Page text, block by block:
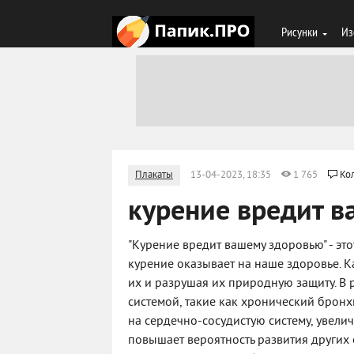
Рисунки
Плакаты 13-04-2023, 18:35 1 765
курение вредит
"Курение вредит вашему здоровью" -
курение оказывает на наше здоровье.
их и разрушая их природную защиту. В
системой, такие как хронический
на сердечно-сосудистую систему,
повышает вероятность развития